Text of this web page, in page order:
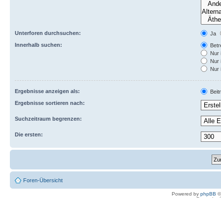
Unterforen durchsuchen:
Ja
Innerhalb suchen:
Nur
Nur
Nur
Ergebnisse anzeigen als:
Ergebnisse sortieren nach:
Suchzeitraum begrenzen:
Die ersten:
Foren-Übersicht
Powered by phpBB